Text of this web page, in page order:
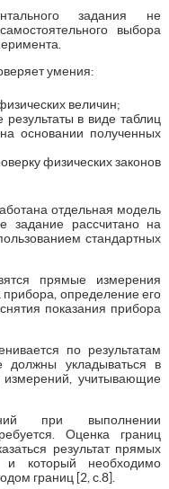
задания не
выбора
умения:
величин;
результаты в виде таблиц
основании полученных
физических законов
отдельная модель
задание рассчитано на
стандартных
прямые измерения
прибора, определение его
показания прибора
по результатам
должны укладываться в
учитывающие
при выполнении
Оценка границ
результат прямых
и который необходимо
границ [2, с.8].